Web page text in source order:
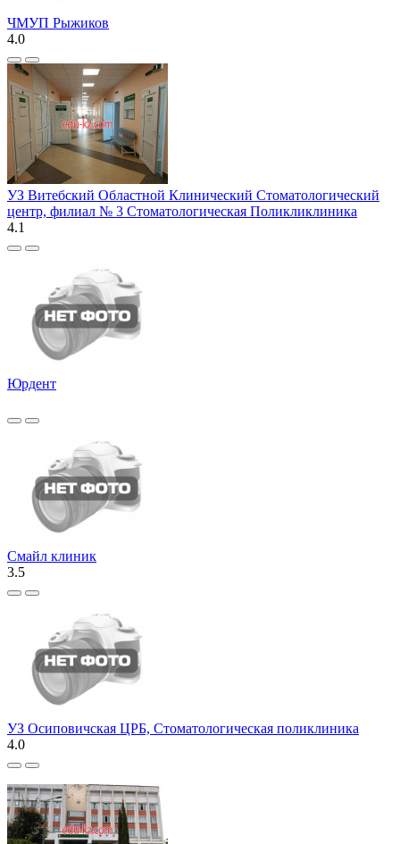
ЧМУП Рыжиков
4.0
УЗ Витебский Областной Клинический Стоматологический
центр, филиал № 3 Стоматологическая Поликликлиника
4.1
Юрдент
Смайл клиник
3.5
УЗ Осиповичская ЦРБ, Стоматологическая поликлиника
4.0